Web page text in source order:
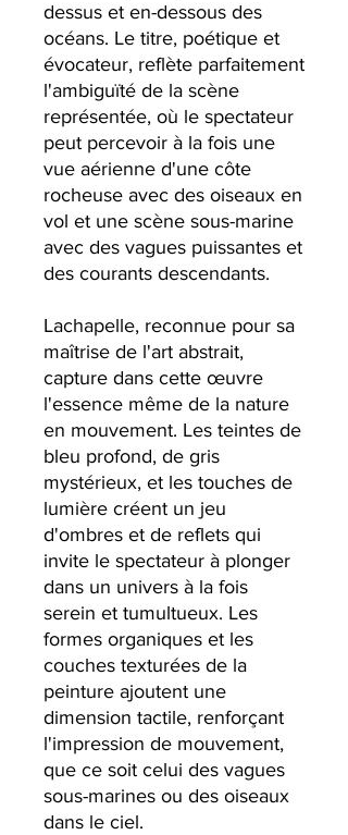
dessus et en-dessous des
océans. Le titre, poétique et
évocateur, reflète parfaitement
l'ambiguïté de la scène
représentée, où le spectateur
peut percevoir à la fois une
vue aérienne d'une côte
rocheuse avec des oiseaux en
vol et une scène sous-marine
avec des vagues puissantes et
des courants descendants.
Lachapelle, reconnue pour sa
maîtrise de l'art abstrait,
capture dans cette œuvre
l'essence même de la nature
en mouvement. Les teintes de
bleu profond, de gris
mystérieux, et les touches de
lumière créent un jeu
d'ombres et de reflets qui
invite le spectateur à plonger
dans un univers à la fois
serein et tumultueux. Les
formes organiques et les
couches texturées de la
peinture ajoutent une
dimension tactile, renforçant
l'impression de mouvement,
que ce soit celui des vagues
sous-marines ou des oiseaux
dans le ciel.